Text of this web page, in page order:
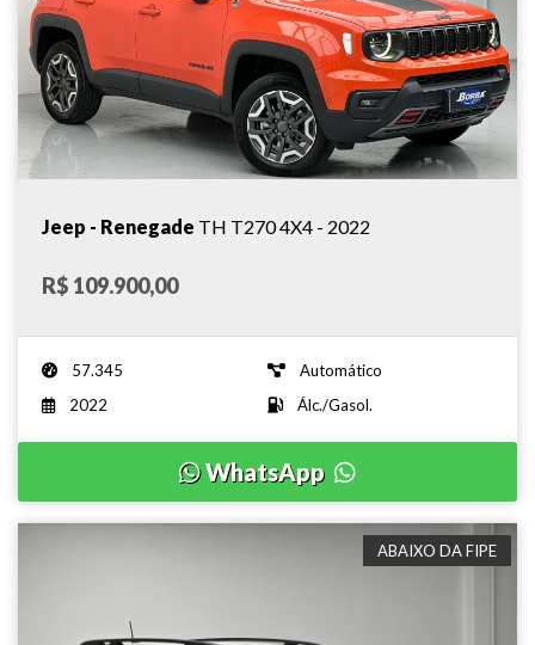
Jeep - Renegade TH T270 4X4 - 2022
R$ 109.900,00
57.345
Automático
2022
Álc./Gasol.
WhatsApp
ABAIXO DA FIPE